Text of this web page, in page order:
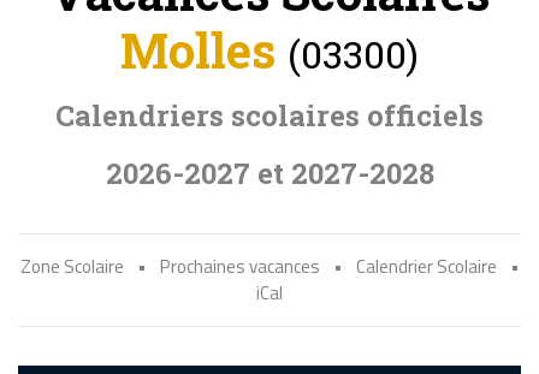
Molles (03300)
Calendriers scolaires officiels
2026-2027 et 2027-2028
Zone Scolaire • Prochaines vacances • Calendrier Scolaire
•
iCal